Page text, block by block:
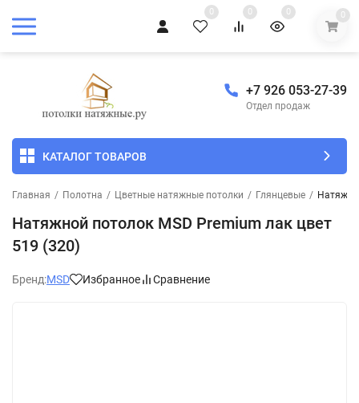
0 0 0 0
+7 926 053-27-39
Отдел продаж
КАТАЛОГ ТОВАРОВ
Главная / Полотна / Цветные натяжные потолки / Глянцевые /
Натяжной потолок MSD Premium лак цвет
519 (320)
Бренд:MSD Избранное Сравнение